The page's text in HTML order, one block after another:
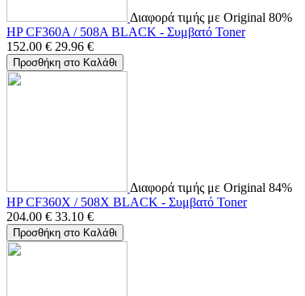
Διαφορά τιμής με Original 80%
HP CF360A / 508A BLACK - Συμβατό Toner
152.00 € 29.96 €
Προσθήκη στο Καλάθι
Διαφορά τιμής με Original 84%
HP CF360X / 508X BLACK - Συμβατό Toner
204.00 € 33.10 €
Προσθήκη στο Καλάθι